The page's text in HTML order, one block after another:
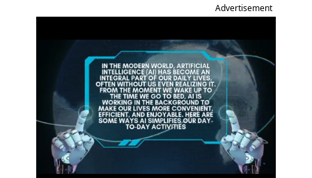
Advertisement